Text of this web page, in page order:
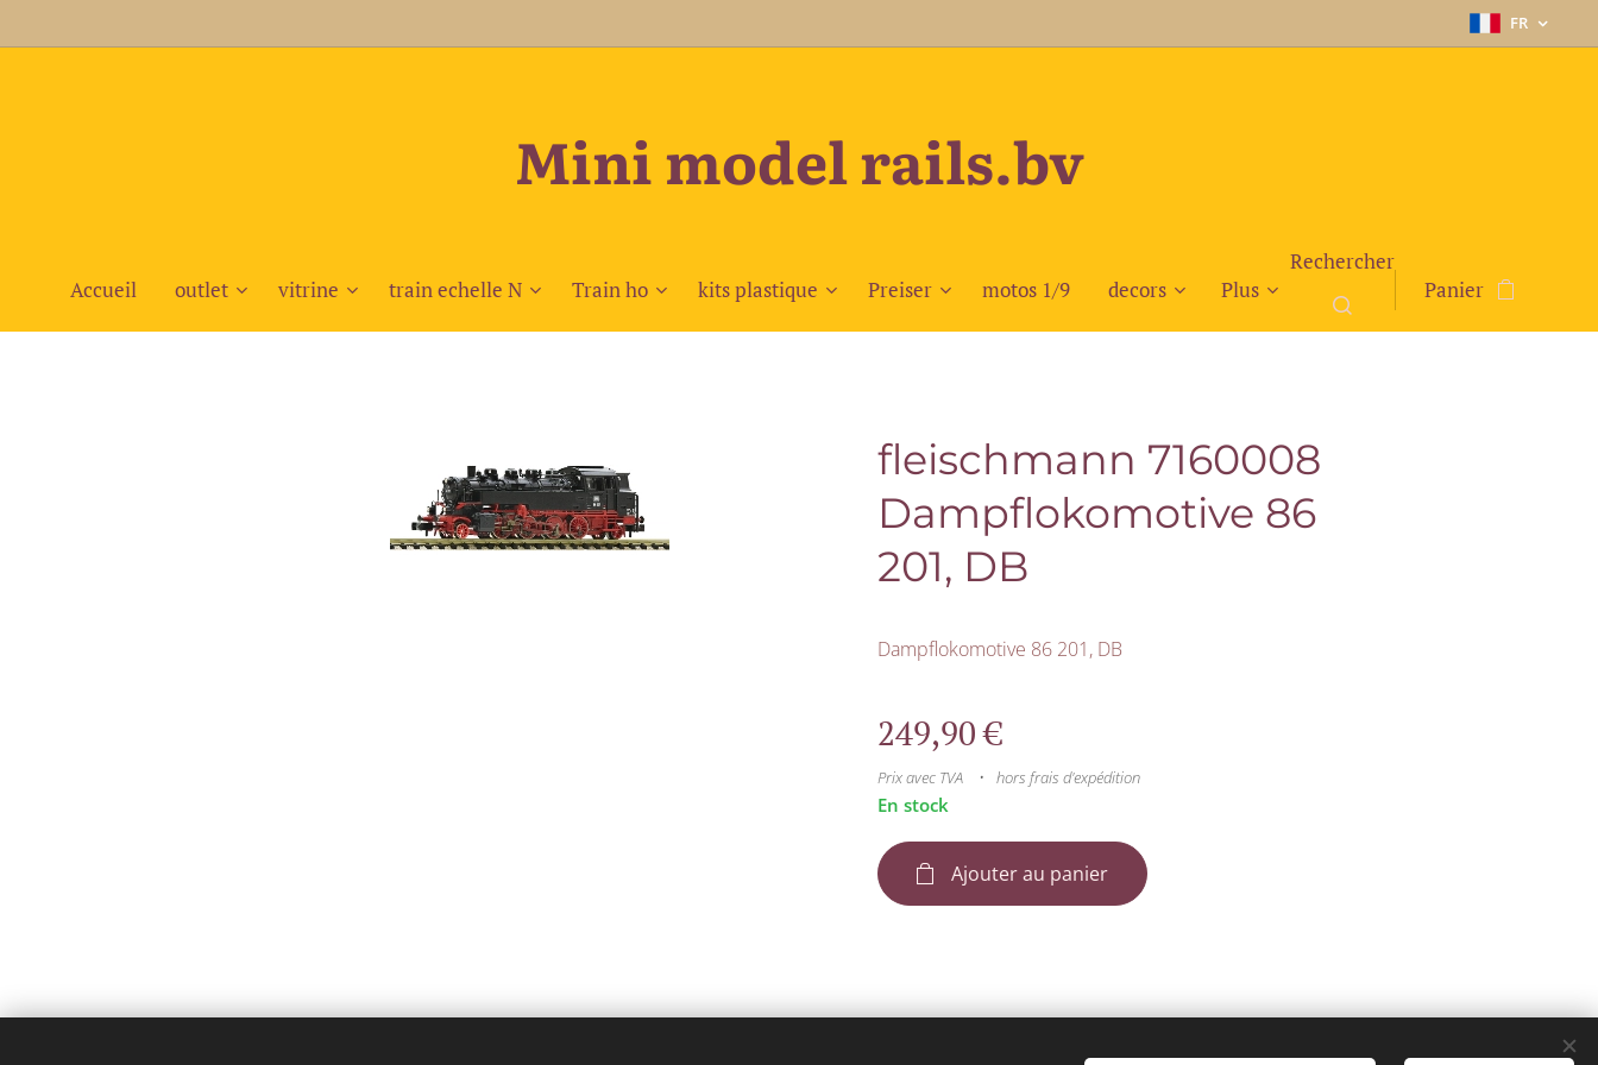
FR
Mini model rails.bv
Accueil outlet vitrine train echelle N Train ho kits plastique Preiser motos 1/9 decors Plus
Rechercher
Panier
fleischmann 7160008
Dampflokomotive 86
201, DB
Dampflokomotive 86 201, DB
249,90€
Prix avec TVA hors frais d'expédition
En stock
Ajouter au panier